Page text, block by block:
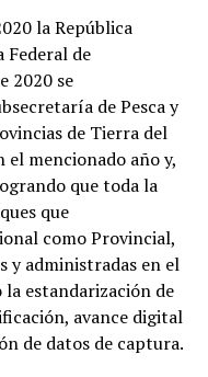
la República
de
2020 se
de Pesca y
de Tierra del
el mencionado año y,
que toda la
que
como Provincial,
y administradas en el
la estandarización de
avance digital
de datos de captura.